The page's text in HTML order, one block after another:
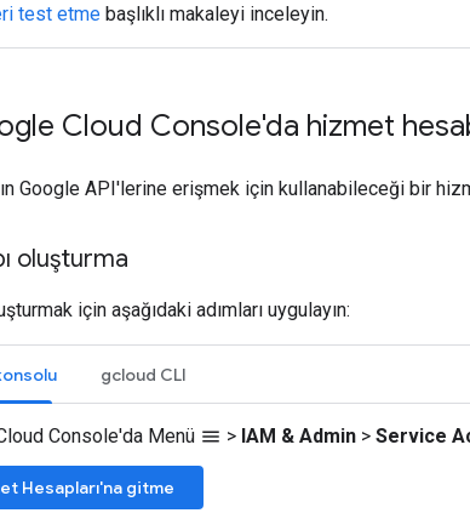
test etme başlıklı makaleyi inceleyin.
Cloud Console'da hizmet
Google API'lerine erişmek için kullanabileceği bir
oluşturma
için aşağıdaki adımları uygulayın:
gcloud CLI
Console'da Menü menu > IAM & Admin > Service
Hesapları'na gitme